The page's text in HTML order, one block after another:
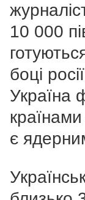
10 000
боці
Україна
є